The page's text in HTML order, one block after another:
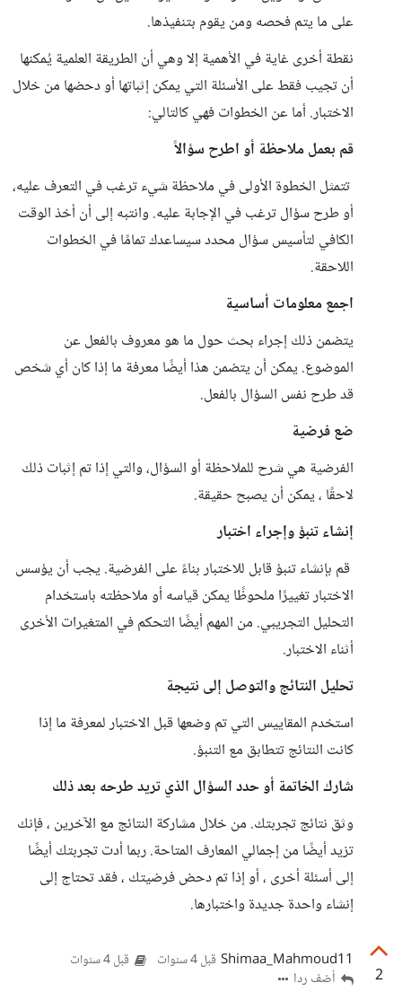
على ما يتم فحصه ومن يقوم بتنفيذها.
نقطة أخرى غاية في الأهمية إلا وهي أن الطريقة العلمية يُمكنها
أن تجيب فقط على الأسئلة التي يمكن إثباتها أو دحضها من خلال
الاختبار. أما عن الخطوات فهي كالتالي:
قم بعمل ملاحظة أو اطرح سؤالاً
تتمثل الخطوة الأولى في ملاحظة شيء ترغب في التعرف عليه،
أو طرح سؤال ترغب في الإجابة عليه. وانتبه إلى أن أخذ الوقت
الكافي لتأسيس سؤال محدد سيساعدك تمامًا في الخطوات
اللاحقة.
اجمع معلومات أساسية
يتضمن ذلك إجراء بحث حول ما هو معروف بالفعل عن
الموضوع. يمكن أن يتضمن هذا أيضًا معرفة ما إذا كان أي شخص
قد طرح نفس السؤال بالفعل.
ضع فرضية
الفرضية هي شرح للملاحظة أو السؤال، والتي إذا تم إثبات ذلك
لاحقًا ، يمكن أن يصبح حقيقة.
إنشاء تنبؤ وإجراء اختبار
قم بإنشاء تنبؤ قابل للاختبار بناءً على الفرضية. يجب أن يؤسس
الاختبار تغييرًا ملحوظًا يمكن قياسه أو ملاحظته باستخدام
التحليل التجريبي. من المهم أيضًا التحكم في المتغيرات الأخرى
أثناء الاختبار.
تحليل النتائج والتوصل إلى نتيجة
استخدم المقاييس التي تم وضعها قبل الاختبار لمعرفة ما إذا
كانت النتائج تتطابق مع التنبؤ.
شارك الخاتمة أو حدد السؤال الذي تريد طرحه بعد ذلك
وثق نتائج تجربتك. من خلال مشاركة النتائج مع الآخرين ، فإنك
تزيد أيضًا من إجمالي المعارف المتاحة. ربما أدت تجربتك أيضًا
إلى أسئلة أخرى ، أو إذا تم دحض فرضيتك ، فقد تحتاج إلى
إنشاء واحدة جديدة واختبارها.
2
Shimaa_Mahmoud11 قبل 4 سنوات قبل 4 سنوات
أضف ردا